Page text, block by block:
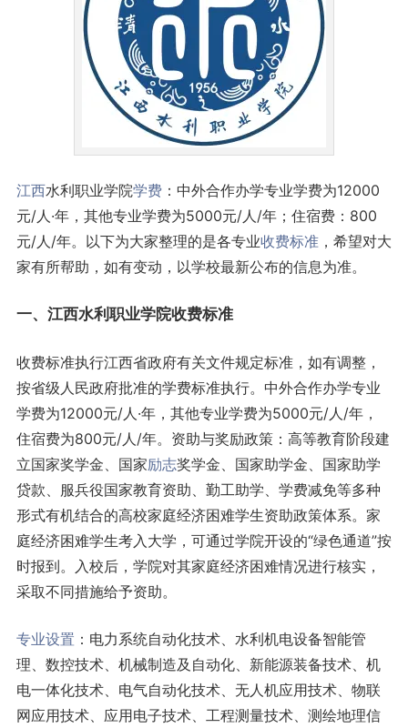
江西水利职业学院学费：中外合作办学专业学费为12000
元/人·年，其他专业学费为5000元/人/年；住宿费：800
元/人/年。以下为大家整理的是各专业收费标准，希望对大
家有所帮助，如有变动，以学校最新公布的信息为准。
一、江西水利职业学院收费标准
收费标准执行江西省政府有关文件规定标准，如有调整，
按省级人民政府批准的学费标准执行。中外合作办学专业
学费为12000元/人·年，其他专业学费为5000元/人/年，
住宿费为800元/人/年。资助与奖励政策：高等教育阶段建
立国家奖学金、国家励志奖学金、国家助学金、国家助学
贷款、服兵役国家教育资助、勤工助学、学费减免等多种
形式有机结合的高校家庭经济困难学生资助政策体系。家
庭经济困难学生考入大学，可通过学院开设的“绿色通道”按
时报到。入校后，学院对其家庭经济困难情况进行核实，
采取不同措施给予资助。
专业设置 ：电力系统自动化技术、水利机电设备智能管
理、数控技术、机械制造及自动化、新能源装备技术、机
电一体化技术、电气自动化技术、无人机应用技术、物联
网应用技术、应用电子技术、工程测量技术、测绘地理信